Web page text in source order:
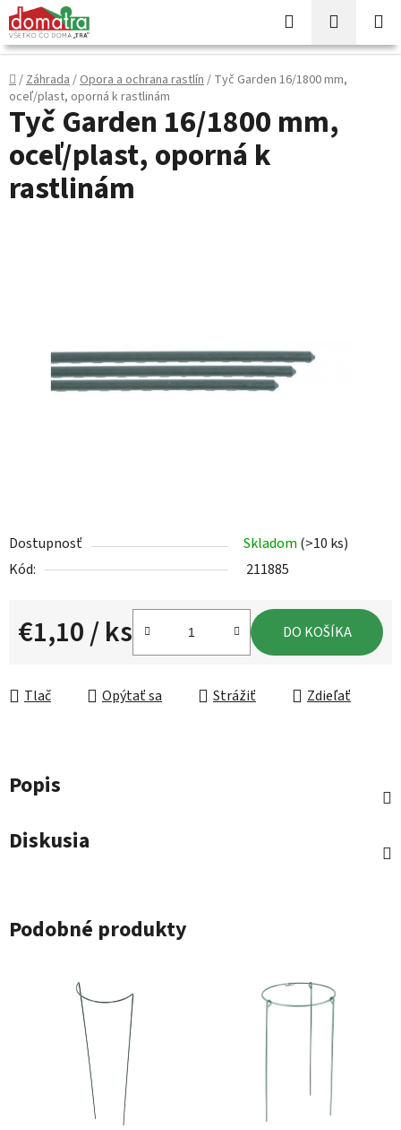
Prejsť
na
obsah
Hľadať
KOŠÍK
Domov
/Záhrada/Opora a ochrana rastlín/ Tyč Garden 16/1800 mm,
oceľ/plast, oporná k rastlinám
Dostupnosť Skladom (>10 ks)
Kód:
211885
€1,10/ ks DO KOŠÍKA
Tlač Opýtať sa Strážiť Zdieľať
Tyč Garden 16/1800 mm,
oceľ/plast, oporná k
rastlinám
Popis
Diskusia
Podobné produkty